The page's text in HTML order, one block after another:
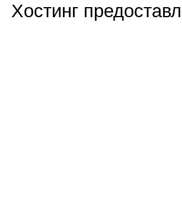
Хостинг